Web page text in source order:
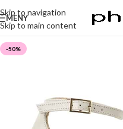
Skip to navigation
Skip to main content
MENY
-50%